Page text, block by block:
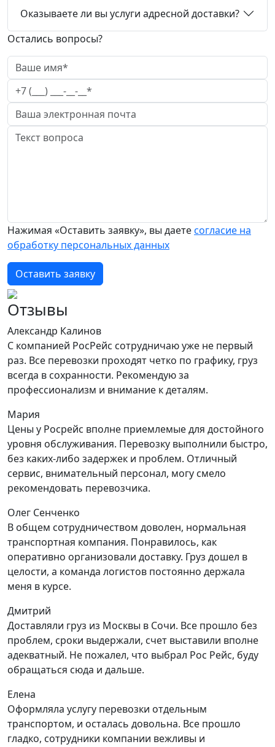
Оказываете ли вы услуги адресной доставки?
Остались вопросы?
Нажимая «Оставить заявку», вы даетесогласие на
обработку персональных данных
Оставить заявку
Отзывы
Александр Калинов
С компанией РосРейс сотрудничаю уже не первый
раз. Все перевозки проходят четко по графику, груз
всегда в сохранности. Рекомендую за
профессионализм и внимание к деталям.
Мария
Цены у Росрейс вполне приемлемые для достойного
уровня обслуживания. Перевозку выполнили быстро,
без каких-либо задержек и проблем. Отличный
сервис, внимательный персонал, могу смело
рекомендовать перевозчика.
Олег Сенченко
В общем сотрудничеством доволен, нормальная
транспортная компания. Понравилось, как
оперативно организовали доставку. Груз дошел в
целости, а команда логистов постоянно держала
меня в курсе.
Дмитрий
Доставляли груз из Москвы в Сочи. Все прошло без
проблем, сроки выдержали, счет выставили вполне
адекватный. Не пожалел, что выбрал Рос Рейс, буду
обращаться сюда и дальше.
Елена
Оформляла услугу перевозки отдельным
транспортом, и осталась довольна. Все прошло
гладко, сотрудники компании вежливы и